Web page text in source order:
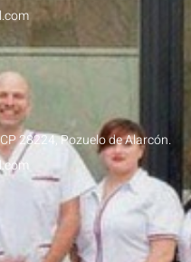
28224, Pozuelo de Alarcón.